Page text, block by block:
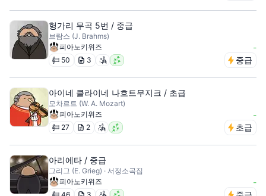
헝가리 무곡 5번 / 중급
브람스 (J. Brahms)
피아노키위즈
-
50 3 중급
아이네 클라이네 나흐트무지크 / 초급
모차르트 (W. A. Mozart)
피아노키위즈
-
27 2 초급
아리에타 / 중급
그리그 (E. Grieg) · 서정소곡집
피아노키위즈
-